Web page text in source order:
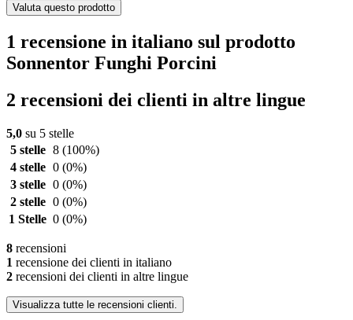
Valuta questo prodotto
1 recensione in italiano sul prodotto
Sonnentor Funghi Porcini
2 recensioni dei clienti in altre lingue
5,0 su 5 stelle
5 stelle 8 (100%)
4 stelle 0 (0%)
3 stelle 0 (0%)
2 stelle 0 (0%)
1 Stelle 0 (0%)
8 recensioni
1 recensione dei clienti in italiano
2 recensioni dei clienti in altre lingue
Visualizza tutte le recensioni clienti.